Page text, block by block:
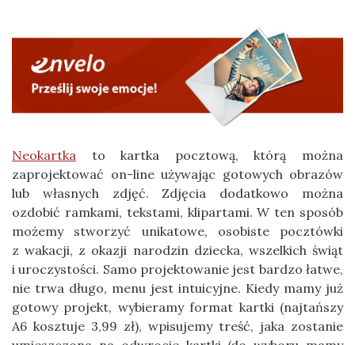
Neokartka to kartka pocztową, którą można
zaprojektować on-line używając gotowych obrazów
lub własnych zdjęć. Zdjęcia dodatkowo można
ozdobić ramkami, tekstami, klipartami. W ten sposób
możemy stworzyć unikatowe, osobiste pocztówki
z wakacji, z okazji narodzin dziecka, wszelkich świąt
i uroczystości. Samo projektowanie jest bardzo łatwe,
nie trwa długo, menu jest intuicyjne. Kiedy mamy już
gotowy projekt, wybieramy format kartki (najtańszy
A6 kosztuje 3,99 zł), wpisujemy treść, jaka zostanie